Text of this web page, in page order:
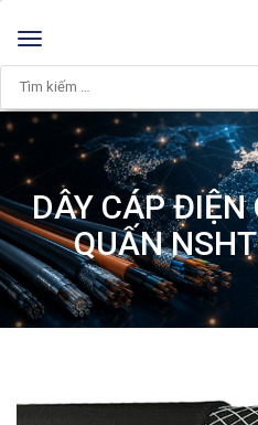
Toggle
navigation
DÂY CÁP ĐIỆN
QUẤN